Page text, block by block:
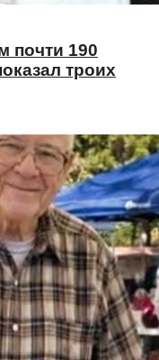
почти 190
троих